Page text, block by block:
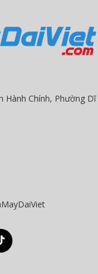
Hành Chính, Phường Dĩ